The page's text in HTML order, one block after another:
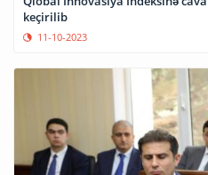
keçirilib
11-10-2023